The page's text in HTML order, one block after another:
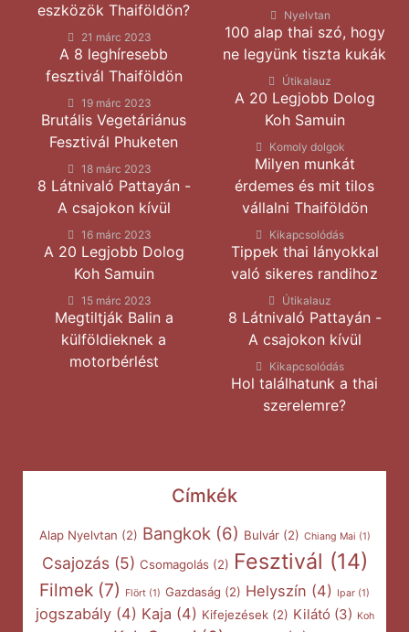
eszközök Thaiföldön?
21 márc 2023
A 8 leghíresebb
fesztivál Thaiföldön
19 márc 2023
Brutális Vegetáriánus
Fesztivál Phuketen
18 márc 2023
8 Látnivaló Pattayán -
A csajokon kívül
16 márc 2023
A 20 Legjobb Dolog
Koh Samuin
15 márc 2023
Megtiltják Balin a
külföldieknek a
motorbérlést
Nyelvtan
100 alap thai szó, hogy
ne legyünk tiszta kukák
Útikalauz
A 20 Legjobb Dolog
Koh Samuin
Komoly dolgok
Milyen munkát
érdemes és mit tilos
vállalni Thaiföldön
Kikapcsolódás
Tippek thai lányokkal
való sikeres randihoz
Útikalauz
8 Látnivaló Pattayán -
A csajokon kívül
Kikapcsolódás
Hol találhatunk a thai
szerelemre?
Címkék
Alap Nyelvtan (2) Bangkok (6) Bulvár(2) Chiang Mai (1)
Csajozás(5) Csomagolás(2) Fesztivál (14)
Filmek (7) Flört (1) Gazdaság (2) Helyszín (4) Ipar (1)
jogszabály(4) Kaja (4) Kifejezések(2) Kilátó (3) Koh